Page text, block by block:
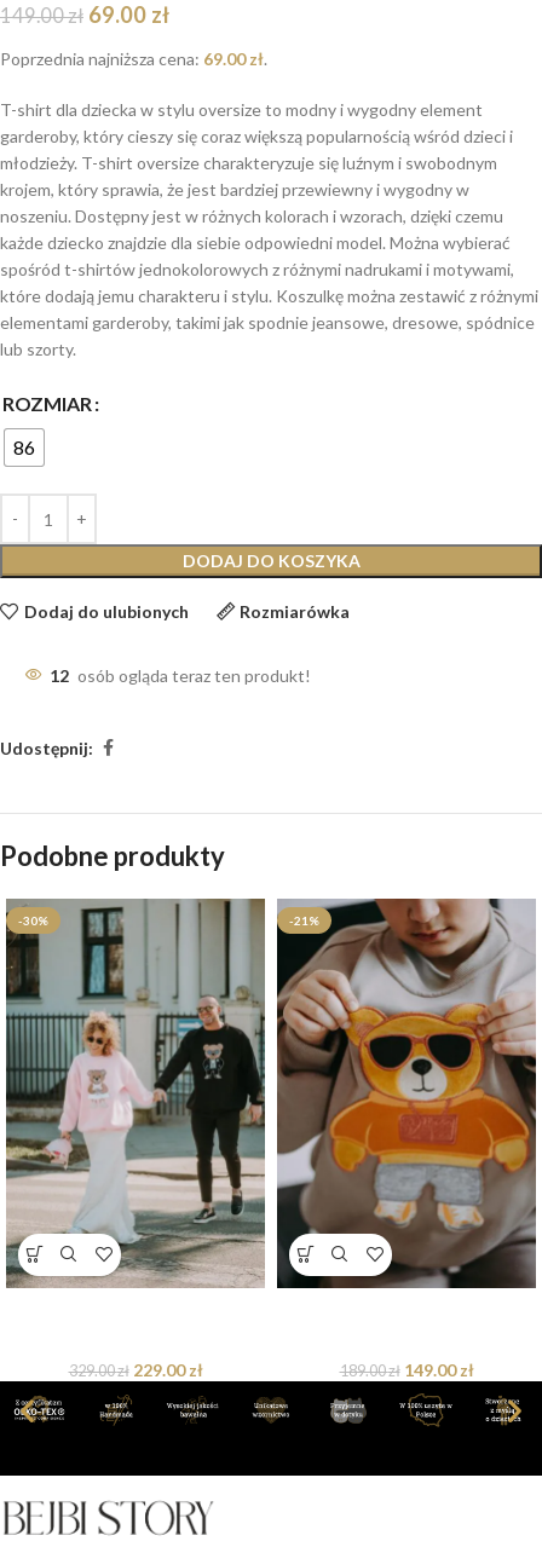
149.00zł 69.00 zł
Poprzednia najniższa cena: 69.00zł.
T-shirt dla dziecka w stylu oversize to modny i wygodny element
garderoby, który cieszy się coraz większą popularnością wśród dzieci i
młodzieży. T-shirt oversize charakteryzuje się luźnym i swobodnym
krojem, który sprawia, że jest bardziej przewiewny i wygodny w
noszeniu. Dostępny jest w różnych kolorach i wzorach, dzięki czemu
każde dziecko znajdzie dla siebie odpowiedni model. Można wybierać
spośród t-shirtów jednokolorowych z różnymi nadrukami i motywami,
które dodają jemu charakteru i stylu. Koszulkę można zestawić z różnymi
elementami garderoby, takimi jak spodnie jeansowe, dresowe, spódnice
lub szorty.
ROZMIAR
86
DODAJ DO KOSZYKA
Dodaj do ulubionych Rozmiarówka
12 osób ogląda teraz ten produkt!
Udostępnij:
Podobne produkty
-30%
329.00zł 229.00zł
-21%
189.00zł 149.00zł